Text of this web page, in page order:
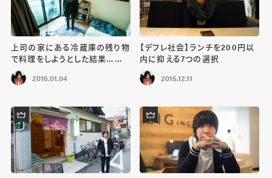
上司の家にある冷蔵庫の残り物
で料理をしようとした結果……
2016.01.04
【デフレ社会】ランチを200円以
内に抑える7つの選択
2015.12.11